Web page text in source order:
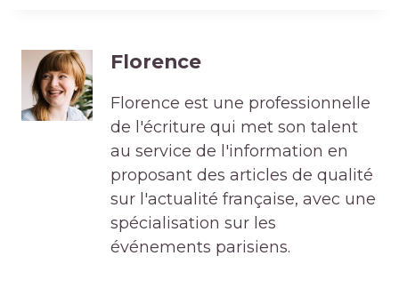
Florence
Florence est une professionnelle
de l'écriture qui met son talent
au service de l'information en
proposant des articles de qualité
sur l'actualité française, avec une
spécialisation sur les
événements parisiens.